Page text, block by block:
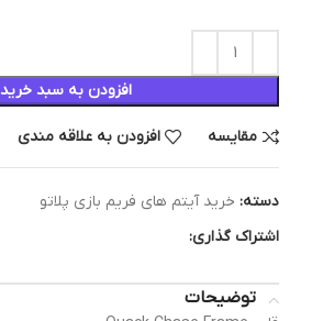
افزودن به سبد خرید
مقایسه افزودن به علاقه مندی
دسته: خرید آیتم های فریم بازی پلاتو
اشتراک گذاری:
توضیحات